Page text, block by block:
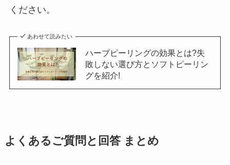
ください。
あわせて読みたい
ハーブピーリングの効果とは?失
敗しない選び方とソフトピーリン
グを紹介!
よくあるご質問と回答 まとめ